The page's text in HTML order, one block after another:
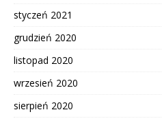
styczeń 2021
grudzień 2020
listopad 2020
wrzesień 2020
sierpień 2020